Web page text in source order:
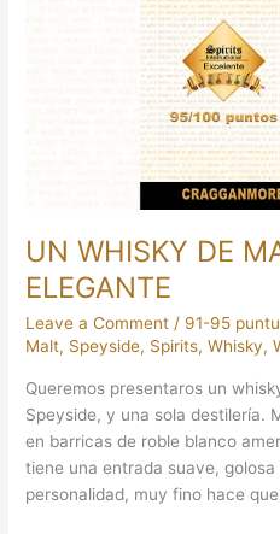
UN WHISKY DE
ELEGANTE
Leave a Comment / 91-95
Malt, Speyside, Spirits,Whisky,
Queremos presentaros un
Speyside, y una sola destilería.
en barricas de roble blanco
tiene una entrada suave,
personalidad, muy fino hace